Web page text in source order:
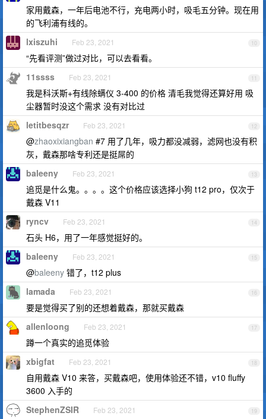
家用戴森，一年后电池不行，充电两小时，吸毛五分钟。现在用
的飞利浦有线的。
10
lxiszuhi Feb 23, 2021
“先看评测”做过对比，可以去看看。
11
11ssss Feb 23, 2021
我是科沃斯+有线除螨仪 3-400 的价格 清毛我觉得还算好用 吸
尘器暂时没这个需求 没有对比过
12
letitbesqzr Feb 23, 2021
@zhaoxixiangban #7 用了几年，吸力都没减弱，滤网也没有积
灰，戴森那啥专利还是挺屌的
13
baleeny Feb 23, 2021
追觅是什么鬼。。。。这个价格应该选择小狗 t12 pro，仅次于
戴森 V11
14
ryncv Feb 23, 2021
石头 H6，用了一年感觉挺好的。
15
baleeny Feb 23, 2021
@baleeny 错了，t12 plus
16
lamada Feb 23, 2021
要是觉得买了别的还想着戴森，那就买戴森
17
allenloong Feb 23, 2021
蹲一个真实的追觅体验
18
xbigfat Feb 23, 2021
自用戴森 V10 来答，买戴森吧，使用体验还不错，v10 fluffy
3600 入手的
19
StephenZSIR Feb 23, 2021